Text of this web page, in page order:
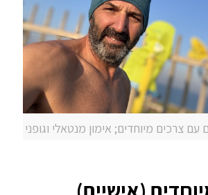
עם צרכים מיוחדים; אימון מנטאלי וגופני